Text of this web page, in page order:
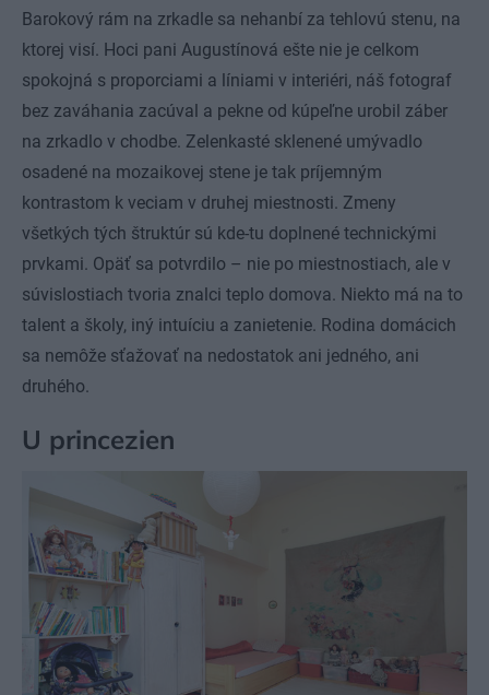
Barokový rám na zrkadle sa nehanbí za tehlovú stenu, na
ktorej visí. Hoci pani Augustínová ešte nie je celkom
spokojná s proporciami a líniami v interiéri, náš fotograf
bez zaváhania zacúval a pekne od kúpeľne urobil záber
na zrkadlo v chodbe. Zelenkasté sklenené umývadlo
osadené na mozaikovej stene je tak príjemným
kontrastom k veciam v druhej miestnosti. Zmeny
všetkých tých štruktúr sú kde-tu doplnené technickými
prvkami. Opäť sa potvrdilo – nie po miestnostiach, ale v
súvislostiach tvoria znalci teplo domova. Niekto má na to
talent a školy, iný intuíciu a zanietenie. Rodina domácich
sa nemôže sťažovať na nedostatok ani jedného, ani
druhého.
U princezien